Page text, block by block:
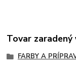
Tovar
FARBY A